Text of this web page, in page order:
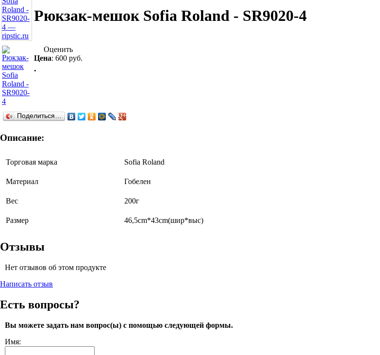
Рюкзак-мешок Sofia Roland - SR9020-4
Оценить
Цена: 600 руб.
.
Поделиться…
Описание:
Торговая марка Sofia Roland
Материал Гобелен
Вес 200г
Размер 46,5cm*43cm(шир*выс)
Отзывы
Нет отзывов об этом продукте
Написать отзыв
Есть вопросы?
Вы можете задать нам вопрос(ы) с помощью следующей формы.
Имя: